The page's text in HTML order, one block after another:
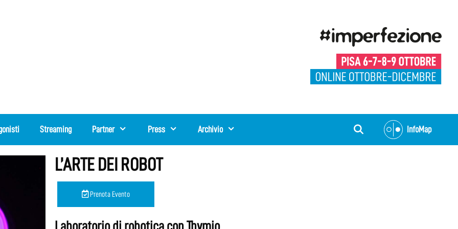
Streaming Partner Press Archivio InfoMap
L’ARTE DEI ROBOT
Prenota Evento